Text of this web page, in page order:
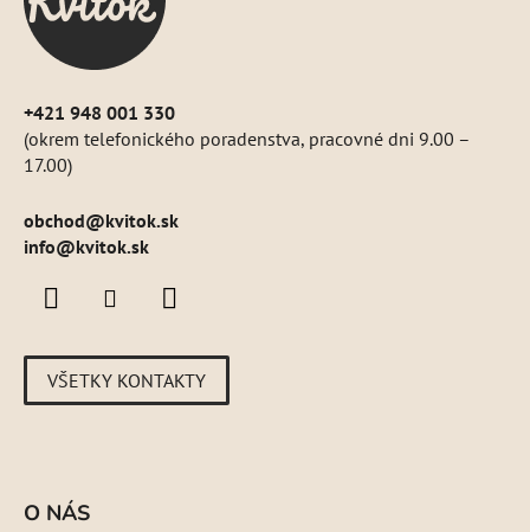
+421 948 001 330
(okrem telefonického poradenstva, pracovné dni 9.00 –
17.00)
obchod@kvitok.sk
info@kvitok.sk
VŠETKY KONTAKTY
O NÁS